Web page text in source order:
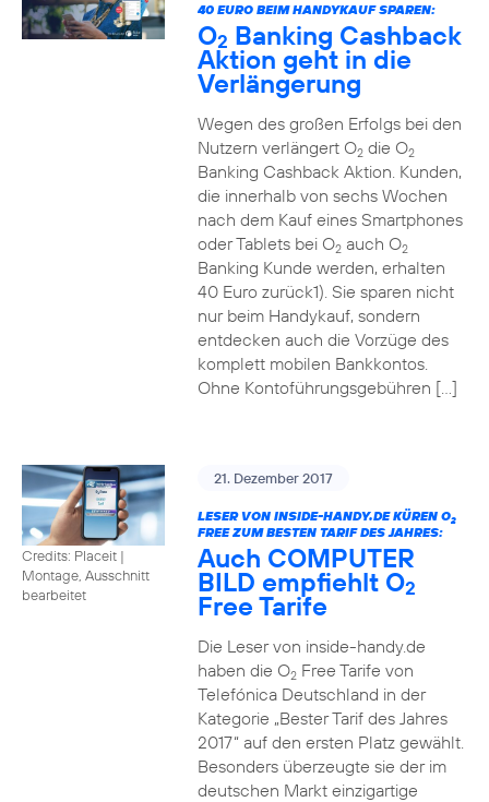
40 EURO BEIM HANDYKAUF SPAREN:
O2 Banking Cashback
Aktion geht in die
Verlängerung
Wegen des großen Erfolgs bei den
Nutzern verlängert O2die O2
Banking Cashback Aktion. Kunden,
die innerhalb von sechs Wochen
nach dem Kauf eines Smartphones
oder Tablets bei O2auch O2
Banking Kunde werden, erhalten
40 Euro zurück1). Sie sparen nicht
nur beim Handykauf, sondern
entdecken auch die Vorzüge des
komplett mobilen Bankkontos.
Ohne Kontoführungsgebühren […]
Credits: Placeit |
Montage, Ausschnitt
bearbeitet
21. Dezember 2017
LESER VON INSIDE-HANDY.DE KÜREN O2
FREE ZUM BESTEN TARIF DES JAHRES:
Auch COMPUTER
BILD empfiehlt O2
Free Tarife
Die Leser von inside-handy.de
haben die O2Free Tarife von
Telefónica Deutschland in der
Kategorie „Bester Tarif des Jahres
2017“ auf den ersten Platz gewählt.
Besonders überzeugte sie der im
deutschen Markt einzigartige